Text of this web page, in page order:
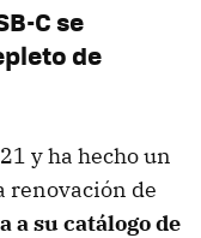
C se
de
y ha hecho un
renovación de
a su catálogo de